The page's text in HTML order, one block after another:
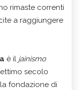
rimaste correnti
a raggiungere
è il jainismo
secolo
fondazione di